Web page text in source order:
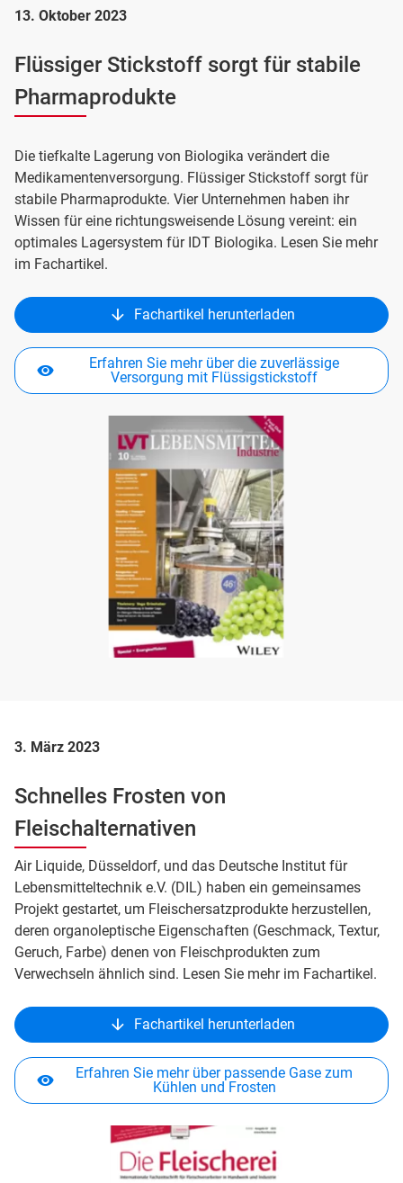
13. Oktober 2023
Flüssiger Stickstoff sorgt für stabile
Pharmaprodukte
Die tiefkalte Lagerung von Biologika verändert die
Medikamentenversorgung. Flüssiger Stickstoff sorgt für
stabile Pharmaprodukte. Vier Unternehmen haben ihr
Wissen für eine richtungsweisende Lösung vereint: ein
optimales Lagersystem für IDT Biologika. Lesen Sie mehr
im Fachartikel.
Fachartikel herunterladen
Erfahren Sie mehr über die zuverlässige
Versorgung mit Flüssigstickstoff
3. März 2023
Schnelles Frosten von
Fleischalternativen
Air Liquide, Düsseldorf, und das Deutsche Institut für
Lebensmitteltechnik e.V. (DIL) haben ein gemeinsames
Projekt gestartet, um Fleischersatzprodukte herzustellen,
deren organoleptische Eigenschaften (Geschmack, Textur,
Geruch, Farbe) denen von Fleischprodukten zum
Verwechseln ähnlich sind. Lesen Sie mehr im Fachartikel.
Fachartikel herunterladen
Erfahren Sie mehr über passende Gase zum
Kühlen und Frosten